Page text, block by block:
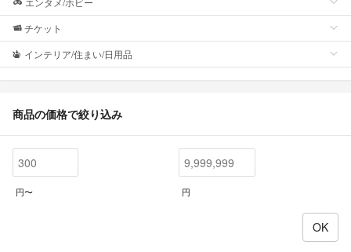
チケット
インテリア/住まい/日用品
商品の価格で絞り込み
円〜 円